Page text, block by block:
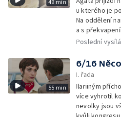
49 min
u kterého je
Na oddělení
a s
hvězdář je ve
Poslední
55 min
6/16
I. řada
Ilariiným
více vyhrotil
nevolky jsou